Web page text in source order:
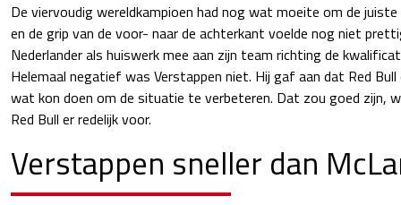
De viervoudig wereldkampioen had nog wat moeite om de
en de grip van de voor- naar de achterkant voelde nog niet
Nederlander als huiswerk mee aan zijn team richting de
Helemaal negatief was Verstappen niet. Hij gaf aan dat Red
wat kon doen om de situatie te verbeteren. Dat zou goed zijn,
Red Bull er redelijk voor.
Verstappen sneller dan